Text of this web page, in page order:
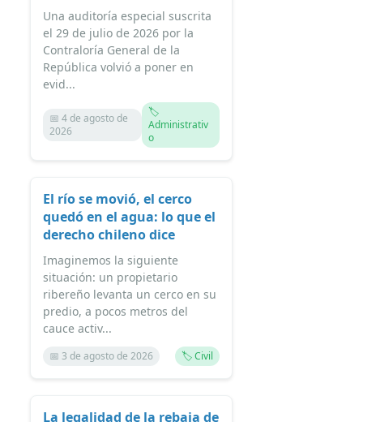
Una auditoría especial suscrita
el 29 de julio de 2026 por la
Contraloría General de la
República volvió a poner en
evid...
📅 4 de agosto de
2026
🏷️
Administrativ
o
El río se movió, el cerco
quedó en el agua: lo que el
derecho chileno dice
Imaginemos la siguiente
situación: un propietario
ribereño levanta un cerco en su
predio, a pocos metros del
cauce activ...
📅 3 de agosto de 2026 🏷️ Civil
La legalidad de la rebaja de